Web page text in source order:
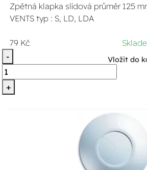
Zpětná klapka slídová průměr 125
VENTS typ : S, LD, LDA
79 Kč
-
+
Vložit do